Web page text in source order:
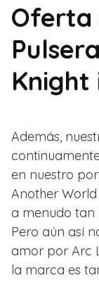
Oferta
Knight
Además,
en nuestro
Another
a menudo tan
Pero aún así
amor por Arc
la marca es